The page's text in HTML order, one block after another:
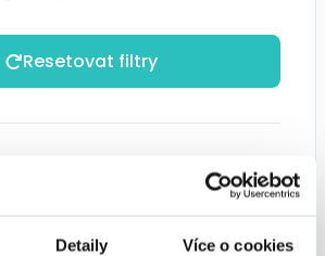
Detaily Více o cookies
Resetovat filtry
vyhledávání